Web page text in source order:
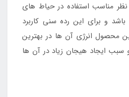
نظر مناسب استفاده در حیاط های
و برای این رده سنی کاربرد
محصول انرژی آن ها در بهترین
ایجاد هیجان زیاد در آن ها